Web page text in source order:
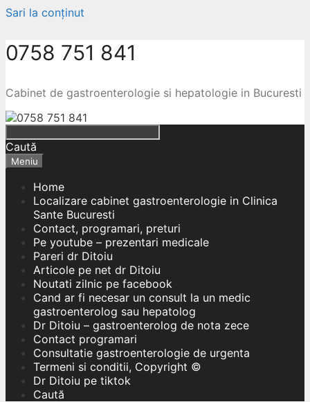
Sari la conținut
0758 751 841
Cabinet de gastroenterologie si hepatologie in Bucuresti
Caută
Meniu
Home
Localizare cabinet gastroenterologie in Clinica
Sante Bucuresti
Contact, programari, preturi
Pe youtube – prezentari medicale
Pareri dr Ditoiu
Articole pe net dr Ditoiu
Noutati zilnic pe facebook
Cand ar fi necesar un consult la un medic
gastroenterolog sau hepatolog
Dr Ditoiu – gastroenterolog de nota zece
Contact programari
Consultatie gastroenterologie de urgenta
Termeni si conditii, Copyright ©
Dr Ditoiu pe tiktok
Caută